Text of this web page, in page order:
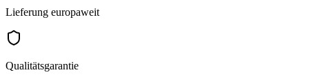
Lieferung europaweit
Qualitätsgarantie